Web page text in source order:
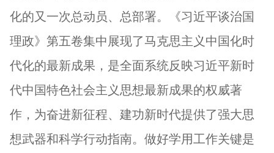
化的又一次总动员、总部署。《习近平谈治国
理政》第五卷集中展现了马克思主义中国化时
代化的最新成果，是全面系统反映习近平新时
代中国特色社会主义思想最新成果的权威著
作，为奋进新征程、建功新时代提供了强大思
想武器和科学行动指南。做好学用工作关键是